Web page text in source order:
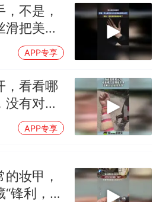
一中学招聘物理教师，笔
13名均遭淘汰？教育局：
停招聘，成立调查组全面
十多万人报名的考试，成绩
部作废，公平么？
不是，
把美甲
APP专享
，看看哪
有对比
APP专享
妆甲，
锋利，你